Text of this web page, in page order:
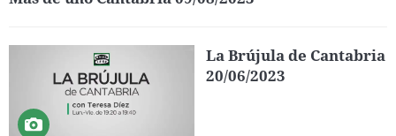
La Brújula de Cantabria
20/06/2023